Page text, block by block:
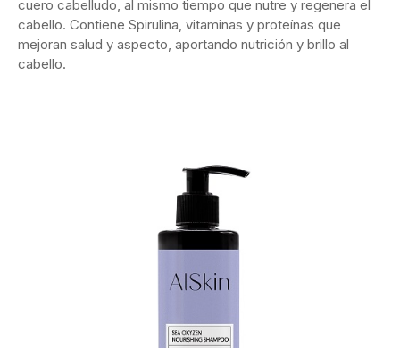
cuero cabelludo, al mismo tiempo que nutre y regenera el
cabello. Contiene Spirulina, vitaminas y proteínas que
mejoran salud y aspecto, aportando nutrición y brillo al
cabello.